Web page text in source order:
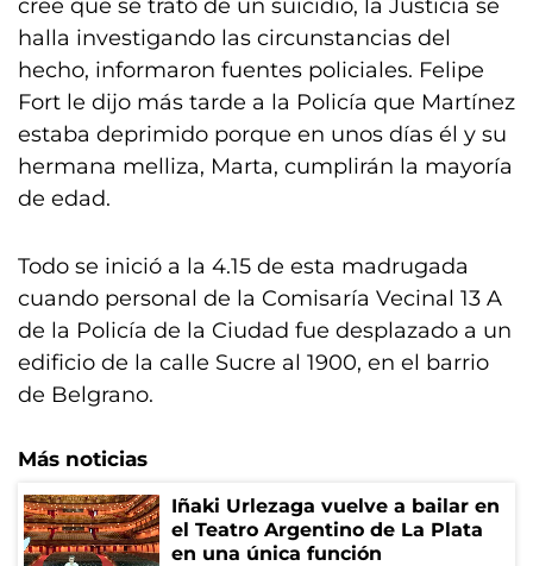
cree que se trató de un suicidio, la Justicia se
halla investigando las circunstancias del
hecho, informaron fuentes policiales. Felipe
Fort le dijo más tarde a la Policía que Martínez
estaba deprimido porque en unos días él y su
hermana melliza, Marta, cumplirán la mayoría
de edad.
Todo se inició a la 4.15 de esta madrugada
cuando personal de la Comisaría Vecinal 13 A
de la Policía de la Ciudad fue desplazado a un
edificio de la calle Sucre al 1900, en el barrio
de Belgrano.
Más noticias
Iñaki Urlezaga vuelve a bailar en
el Teatro Argentino de La Plata
en una única función